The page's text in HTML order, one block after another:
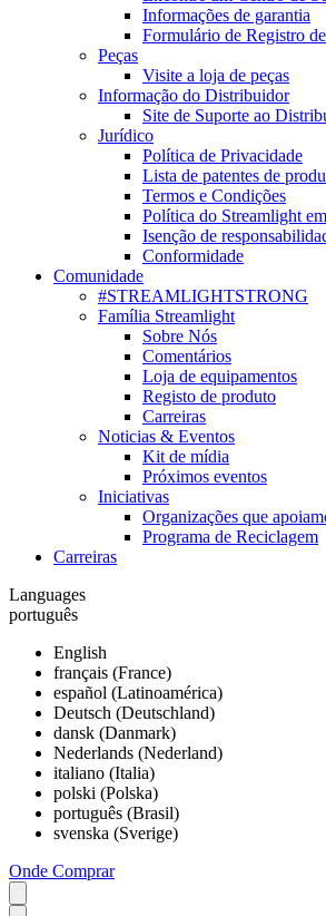
Informações de garantia
Formulário de Registro
Peças
Visite a loja de peças
Informação do Distribuidor
Site de Suporte ao
Jurídico
Política de Privacidade
Lista de patentes de
Termos e Condições
Política do Streamlight
Isenção de
Conformidade
Comunidade
#STREAMLIGHTSTRONG
Família Streamlight
Sobre Nós
Comentários
Loja de equipamentos
Registo de produto
Carreiras
Noticias & Eventos
Kit de mídia
Próximos eventos
Iniciativas
Organizações que
Programa de Reciclagem
Carreiras
Languages
português
English
français (France)
español (Latinoamérica)
Deutsch (Deutschland)
dansk (Danmark)
Nederlands (Nederland)
italiano (Italia)
polski (Polska)
português (Brasil)
svenska (Sverige)
Onde Comprar